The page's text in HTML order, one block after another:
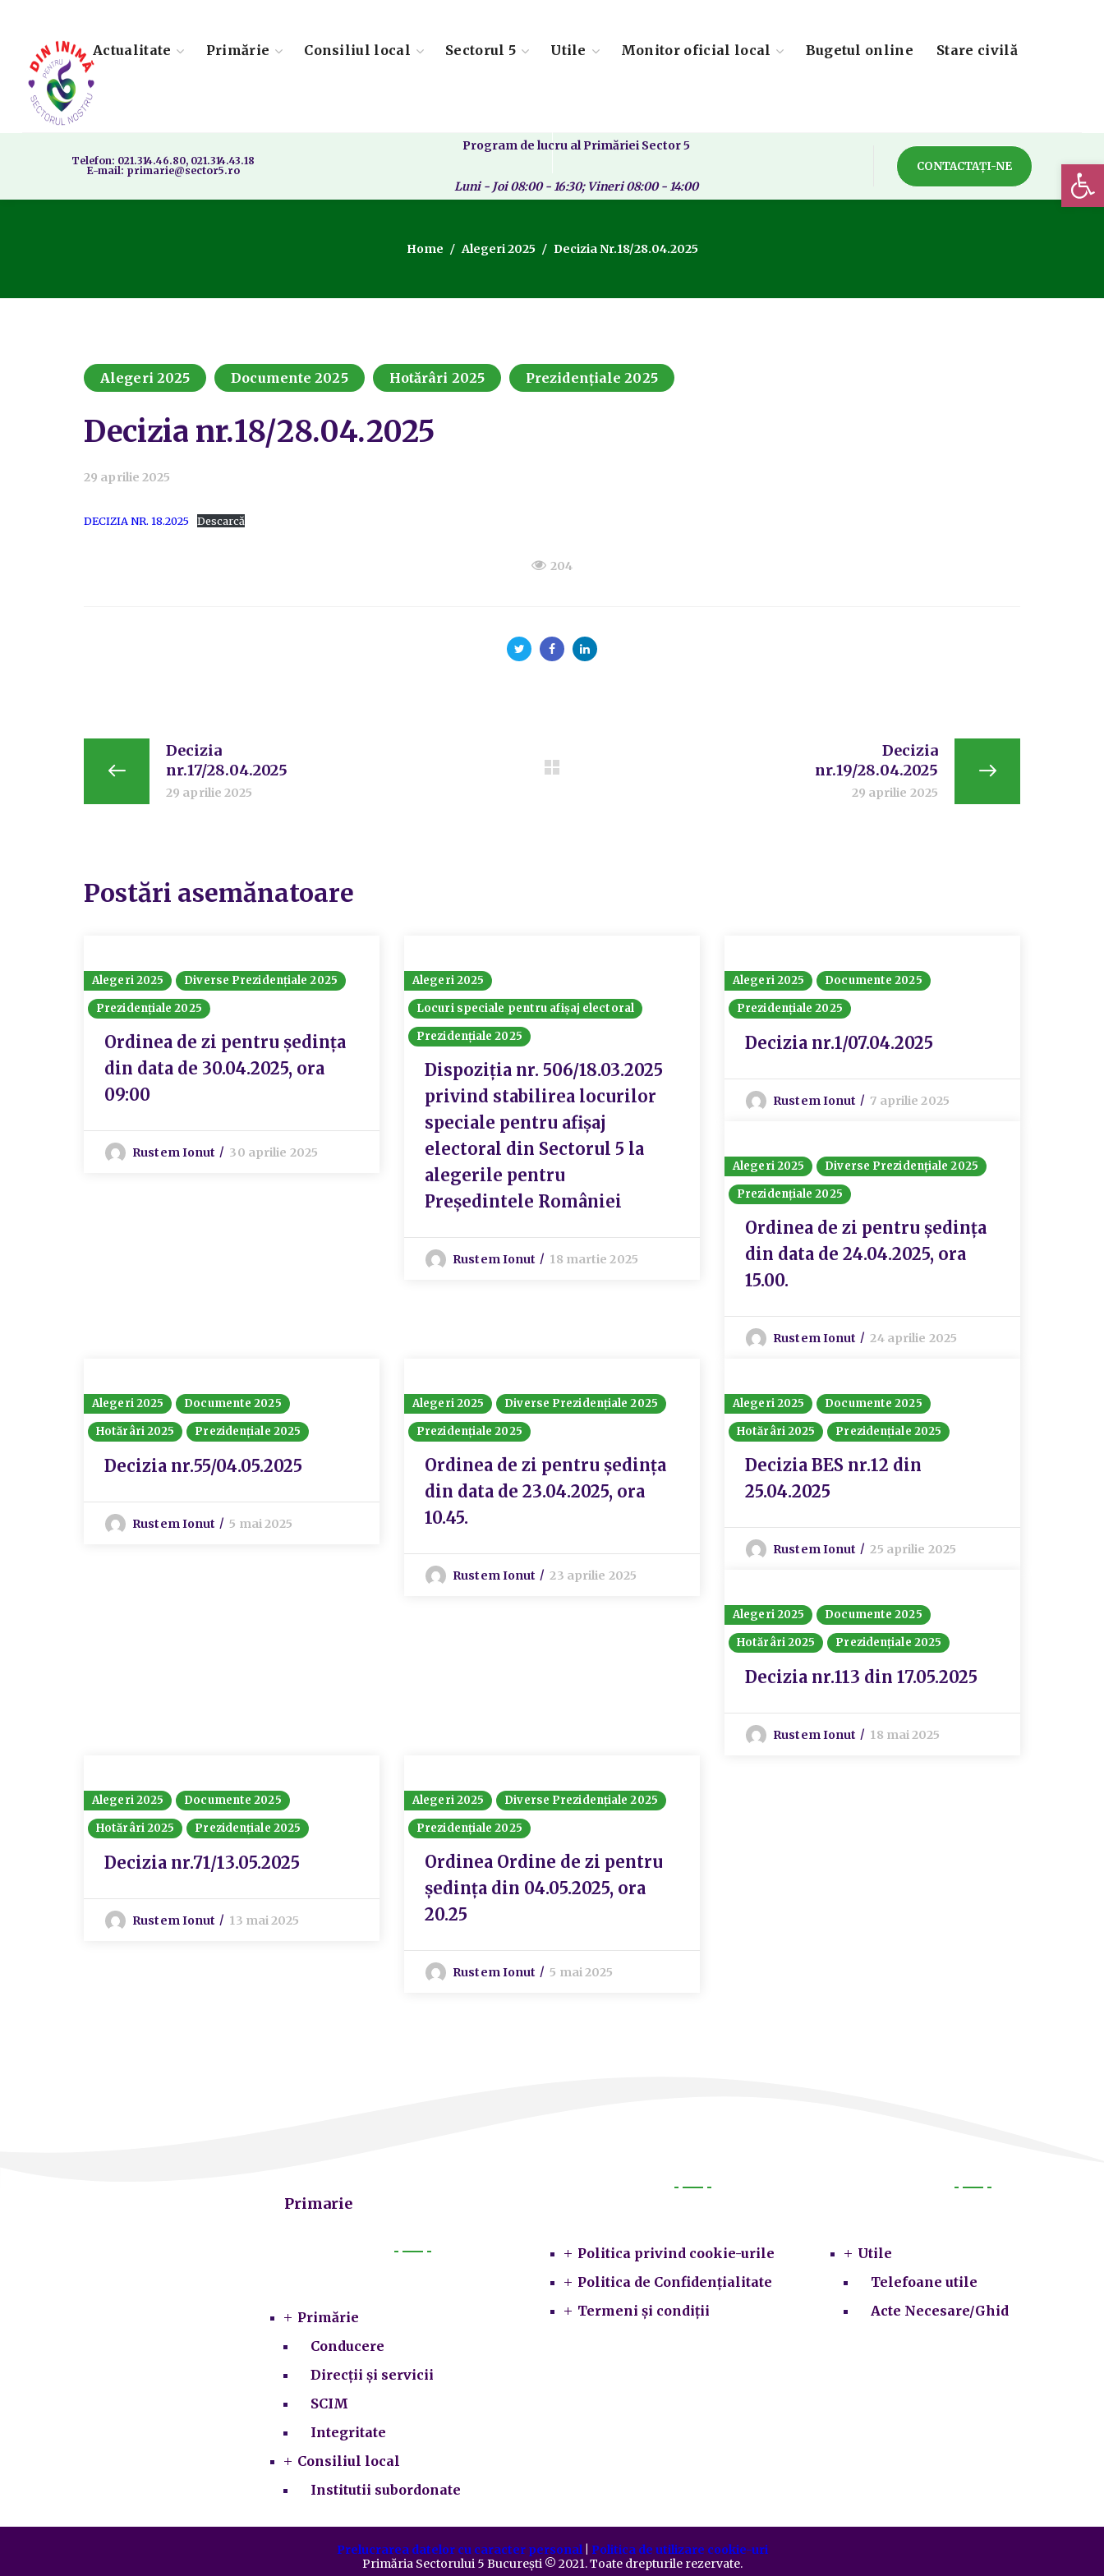
Actualitate Primărie Consiliul local Sectorul 5 Utile Monitor oficial local Bugetul online Stare civilă
Telefon: 021.314.46.80, 021.314.43.18
E-mail: primarie@sector5.ro
Program de lucru al Primăriei Sector 5
Luni - Joi 08:00 - 16:30; Vineri 08:00 - 14:00
CONTACTAȚI-NE
Home Alegeri 2025 Decizia Nr.18/28.04.2025
Alegeri 2025 Documente 2025 Hotărâri 2025 Prezidențiale 2025
Decizia nr.18/28.04.2025
29 aprilie 2025
DECIZIA NR. 18.2025 Descarcă
204
Decizia
nr.17/28.04.2025
29 aprilie 2025
Decizia
nr.19/28.04.2025
29 aprilie 2025
Postări asemănatoare
Alegeri 2025
Diverse Prezidențiale 2025
Prezidențiale 2025
Ordinea de zi pentru ședința
din data de 30.04.2025, ora
09:00
Rustem Ionut 30 aprilie 2025
Alegeri 2025
Locuri speciale pentru afișaj electoral
Prezidențiale 2025
Dispoziția nr. 506/18.03.2025
privind stabilirea locurilor
speciale pentru afișaj
electoral din Sectorul 5 la
alegerile pentru
Președintele României
Rustem Ionut 18 martie 2025
Alegeri 2025
Documente 2025
Prezidențiale 2025
Decizia nr.1/07.04.2025
Rustem Ionut 7 aprilie 2025
Alegeri 2025
Diverse Prezidențiale 2025
Prezidențiale 2025
Ordinea de zi pentru ședința
din data de 24.04.2025, ora
15.00.
Rustem Ionut 24 aprilie 2025
Alegeri 2025
Documente 2025
Hotărâri 2025
Prezidențiale 2025
Decizia nr.55/04.05.2025
Rustem Ionut 5 mai 2025
Alegeri 2025
Diverse Prezidențiale 2025
Prezidențiale 2025
Ordinea de zi pentru ședința
din data de 23.04.2025, ora
10.45.
Rustem Ionut 23 aprilie 2025
Alegeri 2025
Documente 2025
Hotărâri 2025
Prezidențiale 2025
Decizia BES nr.12 din
25.04.2025
Rustem Ionut 25 aprilie 2025
Alegeri 2025
Documente 2025
Hotărâri 2025
Prezidențiale 2025
Decizia nr.113 din 17.05.2025
Rustem Ionut 18 mai 2025
Alegeri 2025
Documente 2025
Hotărâri 2025
Prezidențiale 2025
Decizia nr.71/13.05.2025
Rustem Ionut 13 mai 2025
Alegeri 2025
Diverse Prezidențiale 2025
Prezidențiale 2025
Ordinea Ordine de zi pentru
ședința din 04.05.2025, ora
20.25
Rustem Ionut 5 mai 2025
Primarie
Primărie
Conducere
Direcții și servicii
SCIM
Integritate
Consiliul local
Institutii subordonate
Politica privind cookie-urile
Politica de Confidențialitate
Termeni și condiții
Utile
Telefoane utile
Acte Necesare/Ghid
Prelucrarea datelor cu caracter personal| Politica de utilizare cookie-uri
Primăria Sectorului 5 București ©️ 2021. Toate drepturile rezervate.